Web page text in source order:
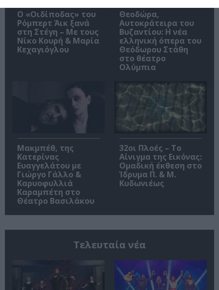
O «Οιδίποδας» του
Ρόμπερτ Άικ ξανά
στη Στέγη – Με τους
Νίκο Κουρή & Μαρία
Κεχαγιόγλου
Θεοδώρα,
Αυτοκράτειρα του
Βυζαντίου: Η νέα
ελληνική όπερα του
Θεόδωρου Στάθη
στο θέατρο
Ολύμπια
Μακμπέθ, της
Κατερίνας
Ευαγγελάτου με
Γιώργο Γάλλο &
Καρυοφυλλιά
Καραμπέτη στο
Θέατρο Βασιλάκου
32οι Πλοές – Το
Αίνιγμα της Εικόνας:
Ομαδική έκθεση στο
Ίδρυμα Π. & Μ.
Κυδωνιέως
Τελευταία νέα